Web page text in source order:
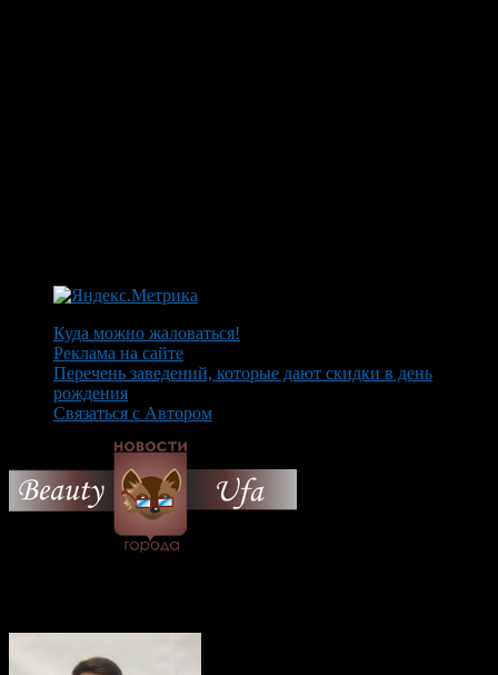
Куда можно жаловаться!
Реклама на сайте
Перечень заведений, которые дают скидки в день
рождения
Связаться с Автором